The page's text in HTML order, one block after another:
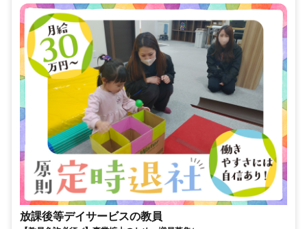
放課後等デイサービスの教員